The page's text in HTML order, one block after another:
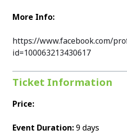
More Info:
https://www.facebook.com/
id=100063213430617
Ticket Information
Price:
Event Duration:9 days